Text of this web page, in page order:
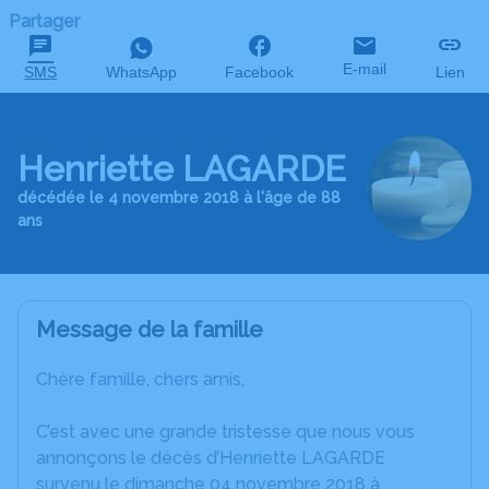
Partager
SMS WhatsApp Facebook E-mail Lien
Henriette LAGARDE
décédée le 4 novembre 2018 à l'âge de 88
ans
Message de la famille
Chère famille, chers amis,
C’est avec une grande tristesse que nous vous
annonçons le décès d’Henriette LAGARDE
survenu le dimanche 04 novembre 2018 à